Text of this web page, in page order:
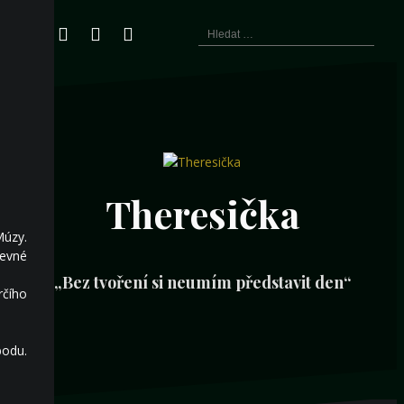
TwitterVyhledávání
Theresička
„Bez tvoření si neumím představit den“